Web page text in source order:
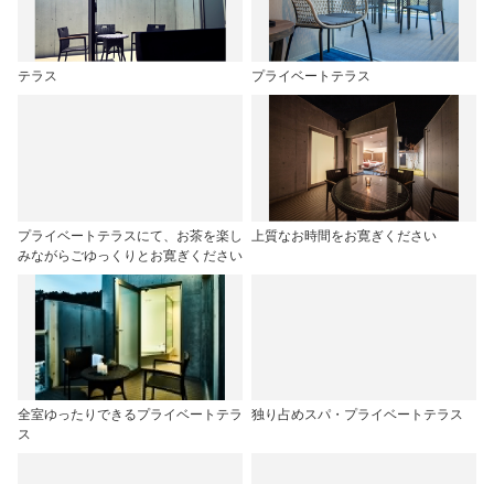
テラス プライベートテラス
プライベートテラスにて、お茶を楽し
みながらごゆっくりとお寛ぎください
上質なお時間をお寛ぎください
全室ゆったりできるプライベートテラ
ス
独り占めスパ・プライベートテラス